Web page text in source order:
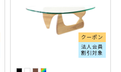
クーポン
法人会員
割引対象